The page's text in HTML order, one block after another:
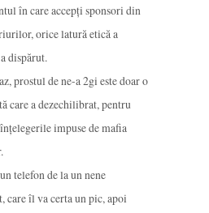
în care accepți sponsori din
orice latură etică a
dispărut.
prostul de ne-a 2gi este doar o
care a dezechilibrat, pentru
impuse de mafia
telefon de la un nene
care îl va certa un pic, apoi